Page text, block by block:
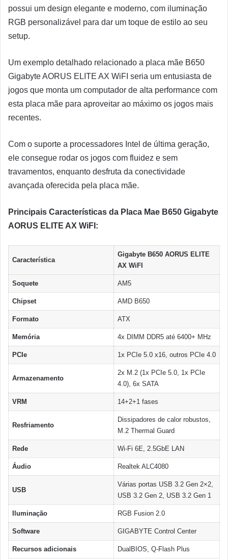
possui um design elegante e moderno, com iluminação
RGB personalizável para dar um toque de estilo ao seu
setup.
Um exemplo detalhado relacionado a placa mãe B650
Gigabyte AORUS ELITE AX WiFI seria um entusiasta de
jogos que monta um computador de alta performance com
esta placa mãe para aproveitar ao máximo os jogos mais
recentes.
Com o suporte a processadores Intel de última geração,
ele consegue rodar os jogos com fluidez e sem
travamentos, enquanto desfruta da conectividade
avançada oferecida pela placa mãe.
Principais Características da Placa Mae B650 Gigabyte
AORUS ELITE AX WiFI:
Característica
Gigabyte B650 AORUS ELITE
AX WiFI
Soquete AM5
Chipset AMD B650
Formato ATX
Memória 4x DIMM DDR5 até 6400+ MHz
PCIe 1x PCIe 5.0 x16, outros PCIe 4.0
Armazenamento
2x M.2 (1x PCIe 5.0, 1x PCIe
4.0), 6x SATA
VRM 14+2+1 fases
Resfriamento
Dissipadores de calor robustos,
M.2 Thermal Guard
Rede Wi-Fi 6E, 2.5GbE LAN
Áudio Realtek ALC4080
USB
Várias portas USB 3.2 Gen 2×2,
USB 3.2 Gen 2, USB 3.2 Gen 1
Iluminação RGB Fusion 2.0
Software GIGABYTE Control Center
Recursos adicionais DualBIOS, Q-Flash Plus